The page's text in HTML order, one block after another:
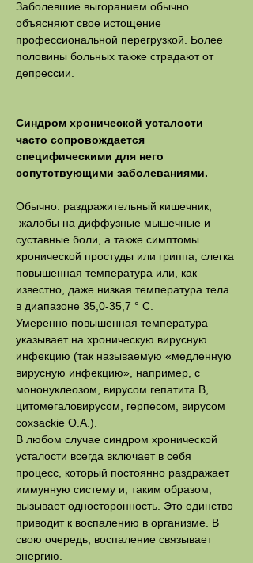
Заболевшие выгоранием обычно
объясняют свое истощение
профессиональной перегрузкой. Более
половины больных также страдают от
депрессии.
Синдром хронической усталости
часто сопровождается
специфическими для него
сопутствующими заболеваниями.
Обычно: раздражительный кишечник,
жалобы на диффузные мышечные и
суставные боли, а также симптомы
хронической простуды или гриппа, слегка
повышенная температура или, как
известно, даже низкая температура тела
в диапазоне 35,0-35,7 ° C.
Умеренно повышенная температура
указывает на хроническую вирусную
инфекцию (так называемую «медленную
вирусную инфекцию», например, с
мононуклеозом, вирусом гепатита В,
цитомегаловирусом, герпесом, вирусом
coxsackie O.A.).
В любом случае синдром хронической
усталости всегда включает в себя
процесс, который постоянно раздражает
иммунную систему и, таким образом,
вызывает односторонность. Это единство
приводит к воспалению в организме. В
свою очередь, воспаление связывает
энергию.